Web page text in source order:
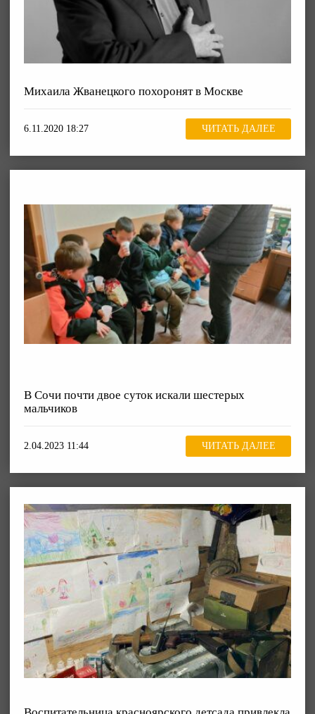
Михаила Жванецкого похоронят в Москве
6.11.2020 18:27 ЧИТАТЬ ДАЛЕЕ
В Сочи почти двое суток искали шестерых
мальчиков
2.04.2023 11:44 ЧИТАТЬ ДАЛЕЕ